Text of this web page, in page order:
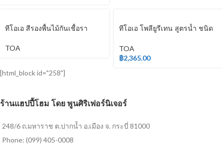
ทีโอเอ สีรองพื้นไม้กันเชื้อรา
TOA
ทีโอเอ โพลียูรีเทน สูตรน้ำ ชนิด
TOA
฿2,365.00
[html_block id="258"]
ร้านแฮปปี้โฮม โดย พูนศิริเฟอร์นิเจอร์
248/6 ถ.มหาราช ต.ปากน้ำ อ.เมือง จ. กระบี่ 81000
Phone: (099) 405-0008